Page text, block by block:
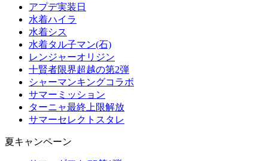
アプデ実装日
水着ハイラ
水着シス
水着タル子マン(石)
レンジャーオリジン
十賢者限界超越の第2弾
シャーマンキングコラボ
サマーミッション
ターニャ最終上限解放
サマーセレクトスタレ
夏キャンペーン